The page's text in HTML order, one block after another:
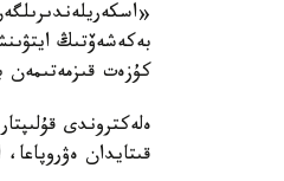
بەكەشەۆتىڭ
كۇزەت
ەلەكتروندى
قىتايدان